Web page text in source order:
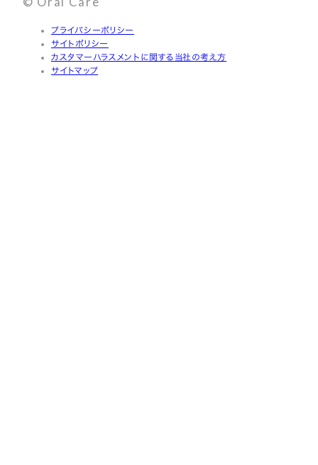
プライバシーポリシー
サイトポリシー
カスタマーハラスメントに関する当社の考え方
サイトマップ